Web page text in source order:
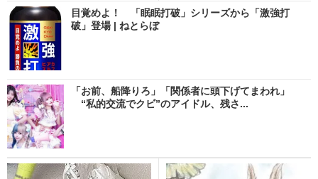
目覚めよ！ 「眠眠打破」シリーズから「激強打
破」登場 | ねとらぼ
「お前、船降りろ」「関係者に頭下げてまわれ」
“私的交流でクビ”のアイドル、残さ...